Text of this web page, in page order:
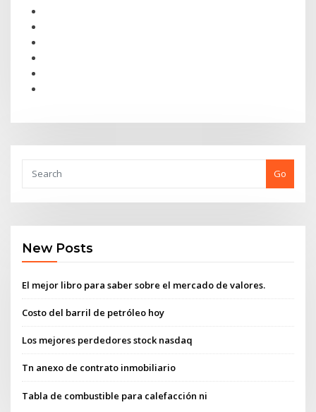
Go
New Posts
El mejor libro para saber sobre el mercado de valores.
Costo del barril de petróleo hoy
Los mejores perdedores stock nasdaq
Tn anexo de contrato inmobiliario
Tabla de combustible para calefacción ni